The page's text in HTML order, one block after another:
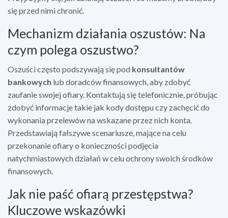
się przed nimi chronić.
Mechanizm działania oszustów: Na
czym polega oszustwo?
Oszuści często podszywają się pod konsultantów
bankowych lub doradców finansowych, aby zdobyć
zaufanie swojej ofiary. Kontaktują się telefonicznie, próbując
zdobyć informacje takie jak kody dostępu czy zachęcić do
wykonania przelewów na wskazane przez nich konta.
Przedstawiają fałszywe scenariusze, mające na celu
przekonanie ofiary o konieczności podjęcia
natychmiastowych działań w celu ochrony swoich środków
finansowych.
Jak nie paść ofiarą przestępstwa?
Kluczowe wskazówki